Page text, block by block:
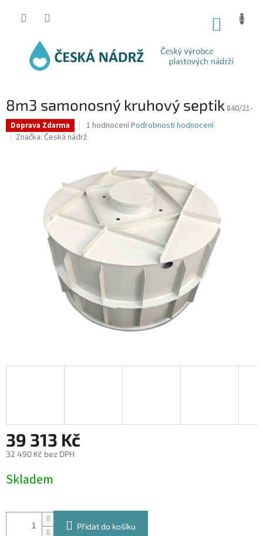
8m3 samonosný kruhový septik 840/21-
Doprava Zdarma
Průměrné
hodnocení
z
5
hvězdiček.
1 hodnoceníPodrobnosti hodnocení
Značka: Česká nádrž
39 313 Kč
32 490 Kč bez DPH
cena:
Skladem
Přidat do košíku